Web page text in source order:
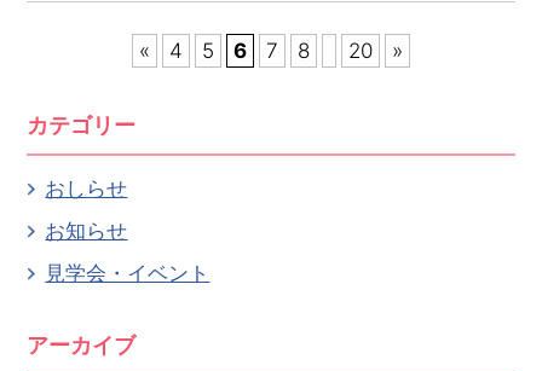
« 4 5 6 7 8 20 »
カテゴリー
おしらせ
お知らせ
見学会・イベント
アーカイブ